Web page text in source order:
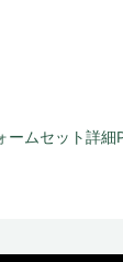
ムセット詳細